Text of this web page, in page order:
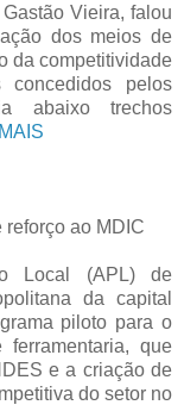
Vieira, falou
dos meios de
da competitividade
concedidos pelos
abaixo trechos
reforço ao MDIC
Local (APL) de
da capital
piloto para o
que
e a criação de
do setor no